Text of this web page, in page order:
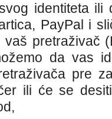
identiteta
PayPal i
vaš pretraživač
da vas
pre
ili će se